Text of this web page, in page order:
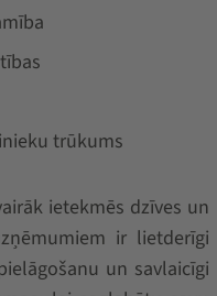
trūkums
ietekmēs dzīves un
ir lietderīgi
un savlaicīgi